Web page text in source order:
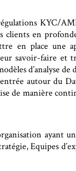
KYC/
clients en
en place une
savoir-faire et
d’analyse de
autour du
de manière
ayant
Equipes